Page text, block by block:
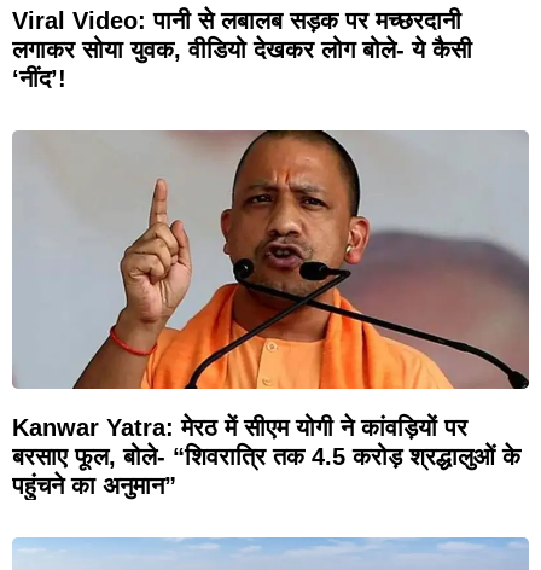
Viral Video: पानी से लबालब सड़क पर मच्छरदानी
लगाकर सोया युवक, वीडियो देखकर लोग बोले- ये कैसी
‘नींद’!
Kanwar Yatra: मेरठ में सीएम योगी ने कांवड़ियों पर
बरसाए फूल, बोले- “शिवरात्रि तक 4.5 करोड़ श्रद्धालुओं के
पहुंचने का अनुमान”